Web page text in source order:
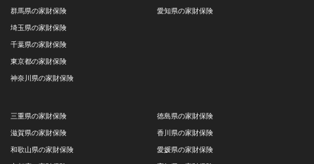
群馬県の家財保険
埼玉県の家財保険
千葉県の家財保険
東京都の家財保険
神奈川県の家財保険
愛知県の家財保険
三重県の家財保険
滋賀県の家財保険
和歌山県の家財保険
徳島県の家財保険
香川県の家財保険
愛媛県の家財保険